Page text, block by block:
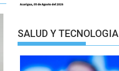
SALUD Y TECNOLOGIA